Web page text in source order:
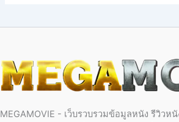
MEGAMOVIE - เว็บรวบรวมข้อมูลหนัง รีวิวห